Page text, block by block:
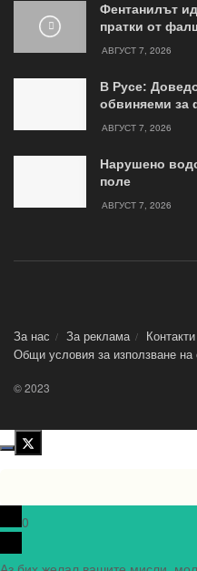
Фентанилът
пратки от
АВГУСТ 7, 2026
В Русе:
обвиняеми за
АВГУСТ 7, 2026
Нарушено
поле
АВГУСТ 7, 2026
За нас За реклама
Контакти
Общи условия за използване на
© 2023
0